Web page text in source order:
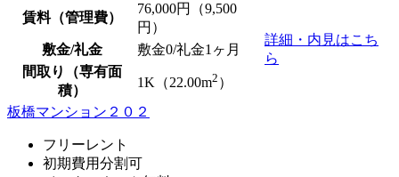
賃料（管理費）
76,000円（9,500
円）
詳細・内見はこち
ら
敷金/礼金 敷金0/礼金1ヶ月
間取り（専有面
積）
1K（22.00m2 ）
板橋マンション２０２
フリーレント
初期費用分割可